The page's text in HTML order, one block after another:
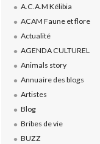
A.C.A.M Kélibia
ACAM Faune et flore
Actualité
AGENDA CULTUREL
Animals story
Annuaire des blogs
Artistes
Blog
Bribes de vie
BUZZ